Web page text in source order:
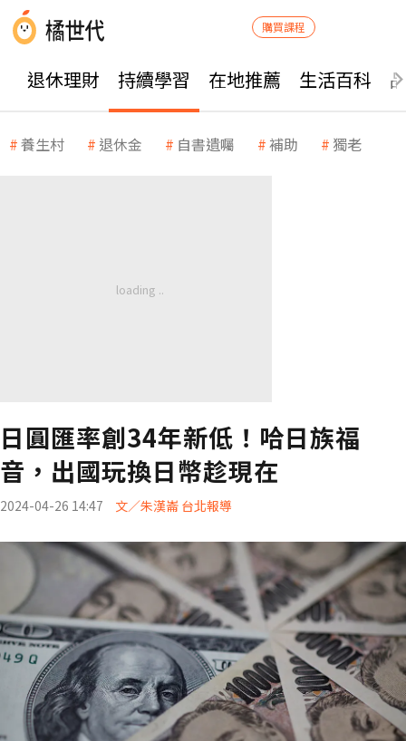
購買課程
退休理財 持續學習 在地推薦 生活百科
養生村 退休金 自書遺囑 補助 獨老
日圓匯率創34年新低！哈日族福
音，出國玩換日幣趁現在
2024-04-26 14:47 文／朱漢崙 台北報導